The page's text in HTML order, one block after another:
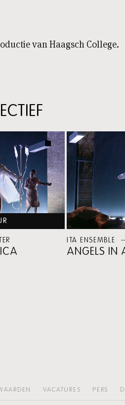
van Haagsch College.
ITA ENSEMBLE
ANGELS IN
VACATURES PERS